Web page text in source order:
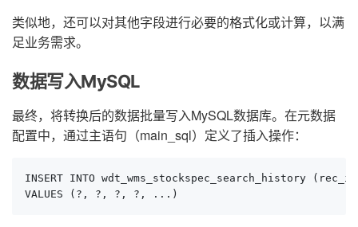
类似地，还可以对其他字段进行必要的格式化或计算，以满
足业务需求。
数据写入MySQL
最终，将转换后的数据批量写入MySQL数据库。在元数据
配置中，通过主语句（main_sql）定义了插入操作：
INSERT INTO wdt_wms_stockspec_search_history
VALUES (?, ?, ?, ?, ...)